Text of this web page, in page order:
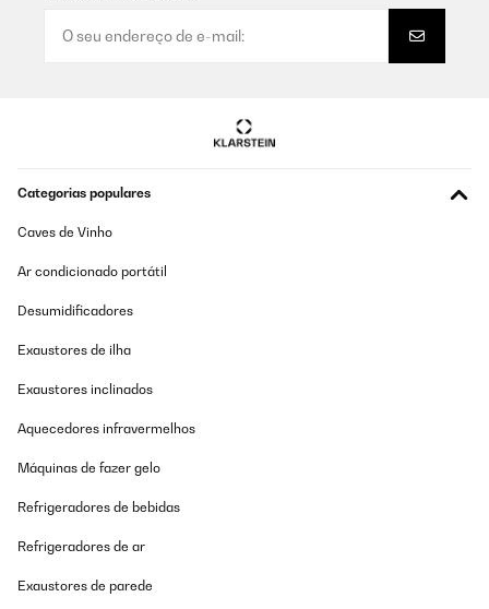
Categorias populares
Caves de Vinho
Ar condicionado portátil
Desumidificadores
Exaustores de ilha
Exaustores inclinados
Aquecedores infravermelhos
Máquinas de fazer gelo
Refrigeradores de bebidas
Refrigeradores de ar
Exaustores de parede